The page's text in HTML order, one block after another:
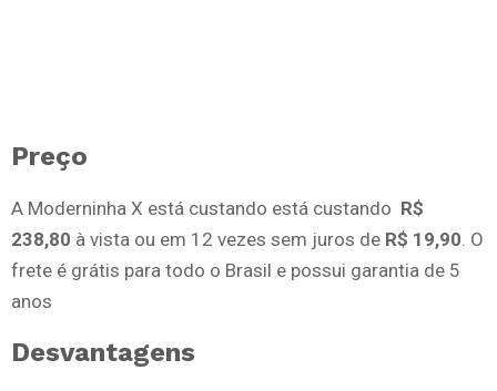
Preço
A Moderninha X está custando está custando R$
238,80 à vista ou em 12 vezes sem juros de R$ 19,90. O
frete é grátis para todo o Brasil e possui garantia de 5
anos
Desvantagens